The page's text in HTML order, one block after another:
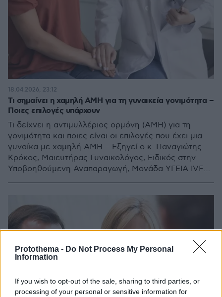
Protothema - Do Not Process My Personal
Information
If you wish to opt-out of the sale, sharing to third parties, or
processing of your personal or sensitive information for
Τι σημαίνει η χαμηλή AMH για τη γυναικεία γονιμότητα –
Ποιες επιλογές υπάρχουν
Τι δείχνει η αντιμυλλέριος ορμόνη (ΑΜΗ) για τη
γονιμότητα και ποιες είναι οι επιλογές που έχει μια
γυναίκα με χαμηλή AMH – Εξηγεί ο κ. Παναγιώτης
Κρόκος, Μαιευτήρας Γυναικολόγος, Ειδικός στην
Υποβοηθούμενη Αναπαραγωγή, Μονάδα ΥΓΕΙΑ IVF
18.04.2026, 23:12